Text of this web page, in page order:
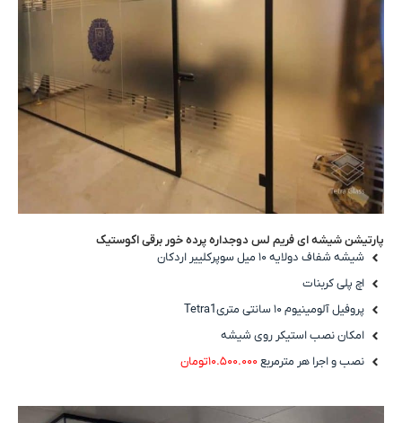
پارتیشن شیشه ای فریم لس دوجداره پرده خور برقی اکوستیک
شیشه شفاف دولایه ۱۰ میل سوپرکلییر اردکان
اچ پلی کربنات
پروفیل آلومینیوم ۱۰ سانتی متریTetra1
امکان نصب استیکر روی شیشه
نصب و اجرا هر مترمربع۱۰.۵۰۰.۰۰۰تومان